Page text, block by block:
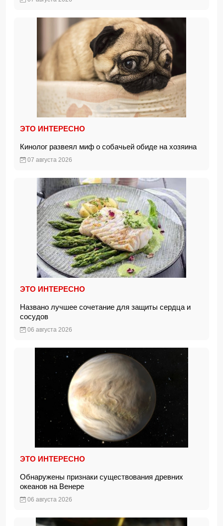
ЭТО ИНТЕРЕСНО
Кинолог развеял миф о собачьей обиде на хозяина
07 августа 2026
ЭТО ИНТЕРЕСНО
Названо лучшее сочетание для защиты сердца и
сосудов
06 августа 2026
ЭТО ИНТЕРЕСНО
Обнаружены признаки существования древних
океанов на Венере
06 августа 2026